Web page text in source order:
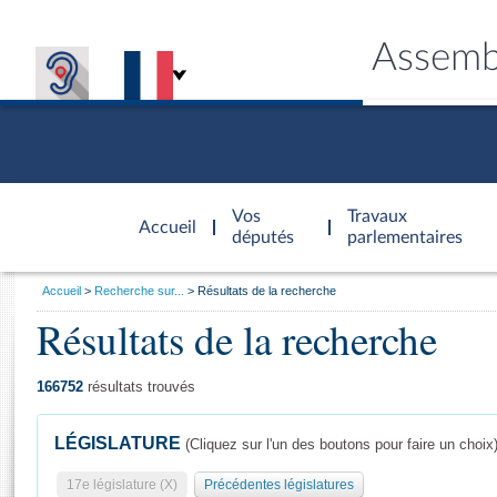
Accueil
d'accueil
Vos
députés
Travaux
parlementaires
Général
Vous
Accueil Recherche sur... Résultats de la recherche
Résultats de la recherche
166752 résultats trouvés
LÉGISLATURE (Cliquez sur l'un des boutons pour faire un choix)
17e législature (X) Précédentes législatures